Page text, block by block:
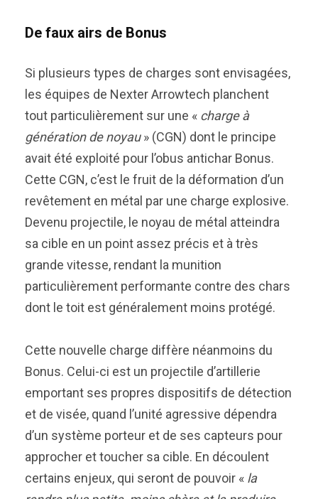
De faux airs de Bonus
Si plusieurs types de charges sont envisagées,
les équipes de Nexter Arrowtech planchent
tout particulièrement sur une « charge à
génération de noyau» (CGN) dont le principe
avait été exploité pour l’obus antichar Bonus.
Cette CGN, c’est le fruit de la déformation d’un
revêtement en métal par une charge explosive.
Devenu projectile, le noyau de métal atteindra
sa cible en un point assez précis et à très
grande vitesse, rendant la munition
particulièrement performante contre des chars
dont le toit est généralement moins protégé.
Cette nouvelle charge diffère néanmoins du
Bonus. Celui-ci est un projectile d’artillerie
emportant ses propres dispositifs de détection
et de visée, quand l’unité agressive dépendra
d’un système porteur et de ses capteurs pour
approcher et toucher sa cible. En découlent
certains enjeux, qui seront de pouvoir « la